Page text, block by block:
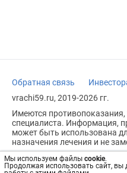
Мы используем файлы cookie.
Продолжая использовать сайт, вы
Обратная связь
vrachi59.ru, 2019-2026 гг.
Имеются противопоказания,
специалиста. Информация,
может быть использована
назначения лечения и не
Возрастное ограничение: 18+